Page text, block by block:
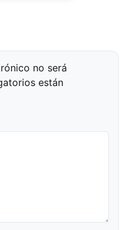
no será
están